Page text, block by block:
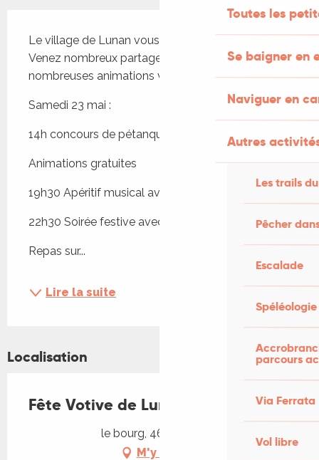
Toutes les
Se baigner en
Naviguer en
Autres
Les trails
Pêcher
Escalade
Spéléologie
parcours
Via Ferrata
Vol libre
Le village de Lunan vous convie à sa fête votive.
Venez nombreux partager ce moment de fête, de
nombreuses animations vous attendent !
Samedi 23 mai :
14h concours de pétanque
Animations gratuites
19h30 Apéritif musical avec le groupe Estafetes
22h30 Soirée festive avec le groupe Connexion
Repas sur...
Lire la suite
Localisation
Fête Votive de Lunan
le bourg, 46100 Lunan
M'y rendre